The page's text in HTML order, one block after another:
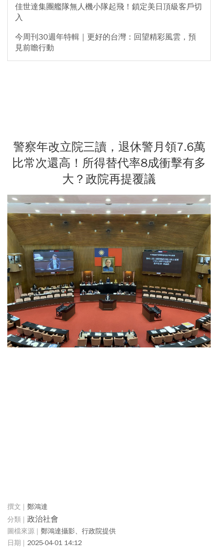
佳世達集團艦隊無人機小隊起飛！鎖定美日頂級客戶切
入
今周刊30週年特輯｜更好的台灣：回望精彩風雲，預
見前瞻行動
警察年改立院三讀，退休警月領7.6萬
比常次還高！所得替代率8成衝擊有多
大？政院再提覆議
鄭鴻達
政治社會
鄭鴻達攝影、行政院提供
2025-04-01 14:12